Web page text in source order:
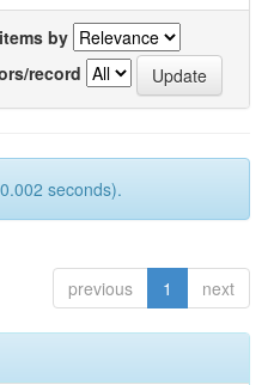
by
record
seconds).
previous 1 next